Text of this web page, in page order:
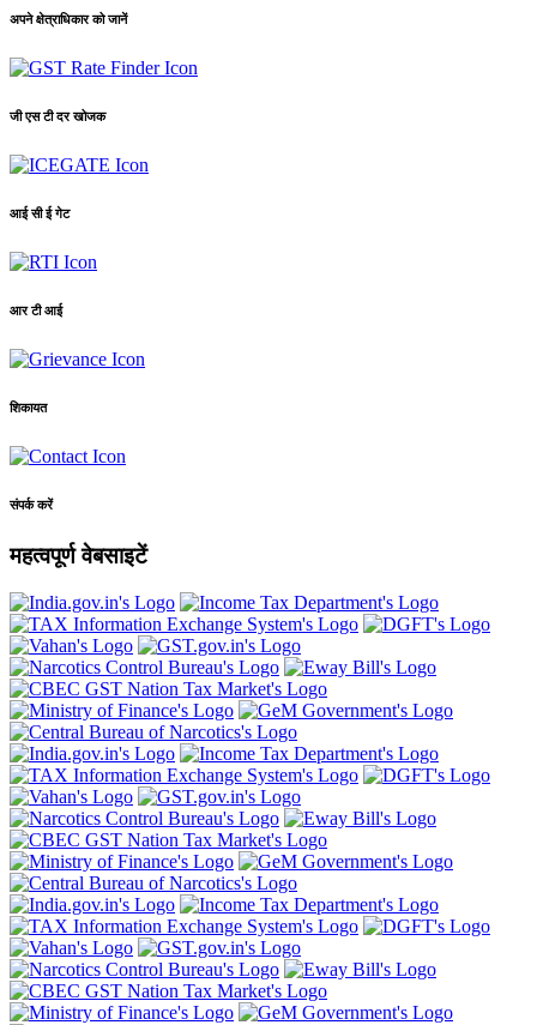
अपने क्षेत्राधिकार को जानें
जी एस टी दर खोजक
आई सी ई गेट
आर टी आई
शिकायत
संपर्क करें
महत्वपूर्ण वेबसाइटें